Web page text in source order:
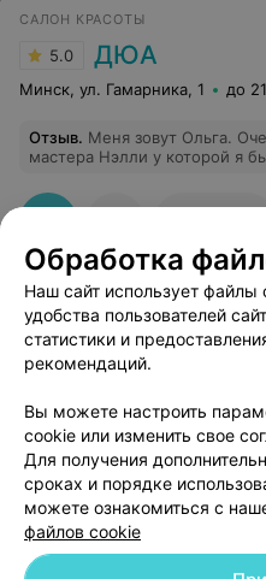
САЛОН КРАСОТЫ
5.0 ДЮА
Минск, ул. Гамарника, 1 до
Отзыв. Меня зовут Ольга.
мастера Нэлли у которой я
маникюр и коррекцию
данные процедуры заняли
отличном настроении. Всем
была в этой парикмахерской
впервые. Честно..очень
превзошёл все мои
прекрасную работу!!!
Обработка
Наш сайт использует файлы
удобства пользователей
статистики и
рекомендаций.
Вы можете настроить
cookie или изменить свое
Для получения
сроках и порядке
можете ознакомиться с
файлов cookie